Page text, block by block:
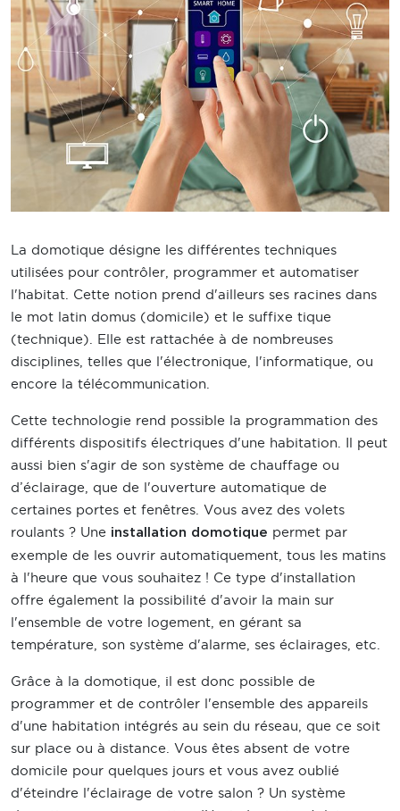
La domotique désigne les différentes techniques
utilisées pour contrôler, programmer et automatiser
l'habitat. Cette notion prend d'ailleurs ses racines dans
le mot latin domus (domicile) et le suffixe tique
(technique). Elle est rattachée à de nombreuses
disciplines, telles que l'électronique, l'informatique, ou
encore la télécommunication.
Cette technologie rend possible la programmation des
différents dispositifs électriques d'une habitation. Il peut
aussi bien s'agir de son système de chauffage ou
d’éclairage, que de l'ouverture automatique de
certaines portes et fenêtres. Vous avez des volets
roulants ? Une installation domotique permet par
exemple de les ouvrir automatiquement, tous les matins
à l'heure que vous souhaitez ! Ce type d'installation
offre également la possibilité d'avoir la main sur
l'ensemble de votre logement, en gérant sa
température, son système d'alarme, ses éclairages, etc.
Grâce à la domotique, il est donc possible de
programmer et de contrôler l'ensemble des appareils
d'une habitation intégrés au sein du réseau, que ce soit
sur place ou à distance. Vous êtes absent de votre
domicile pour quelques jours et vous avez oublié
d'éteindre l'éclairage de votre salon ? Un système